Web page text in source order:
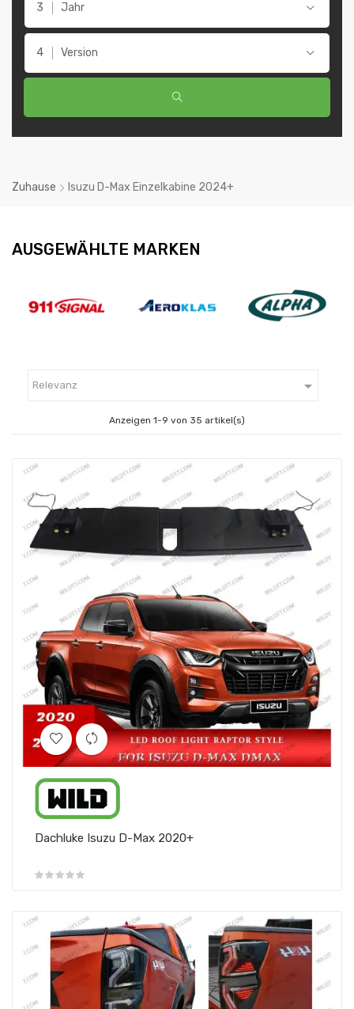
Jahr
Version
Zuhause Isuzu D-Max Einzelkabine 2024+
AUSGEWÄHLTE MARKEN
Relevanz 
Anzeigen 1-9 von 35 artikel(s)
Dachluke Isuzu D-Max 2020+